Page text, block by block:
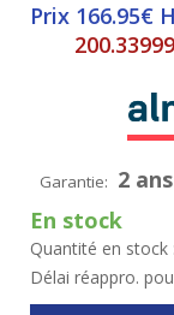
Prix 166.95€
Garantie: 2 ans
En stock
Quantité en stock :
Délai réappro.